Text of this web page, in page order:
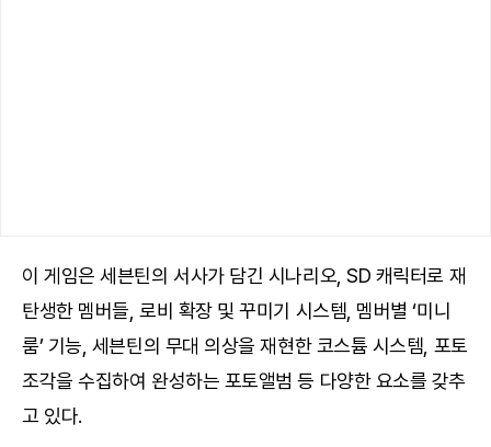
이 게임은 세븐틴의 서사가 담긴 시나리오, SD 캐릭터로 재
탄생한 멤버들, 로비 확장 및 꾸미기 시스템, 멤버별 ‘미니
룸’ 기능, 세븐틴의 무대 의상을 재현한 코스튬 시스템, 포토
조각을 수집하여 완성하는 포토앨범 등 다양한 요소를 갖추
고 있다.